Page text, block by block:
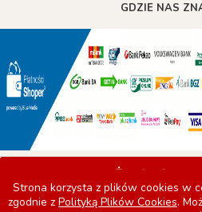
Strona korzysta z plików cookies w
zgodnie z Polityką Plików Cookies.
GDZIE NAS
POKAŻ PEŁNĄ
Sklep internetowy